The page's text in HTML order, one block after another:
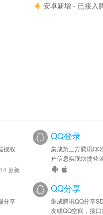
安卓新增 - 已接入
授权
更新
QQ登录
集成第三方腾讯
户信息实现快捷登
分享
QQ分享
集成腾讯QQ分享
友或QQ空间，接口